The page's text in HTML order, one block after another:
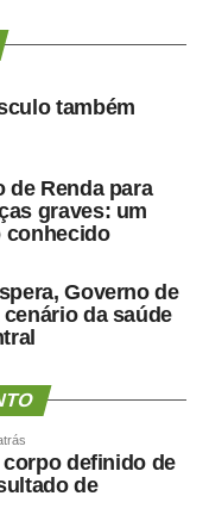
3º Jogos
do
Prefeitura de Sinop,
30 de agosto a 14
de fundação do
será
de Sinop.
também
de Renda para
graves: um
conhecido
Governo de
da saúde
definido de
de